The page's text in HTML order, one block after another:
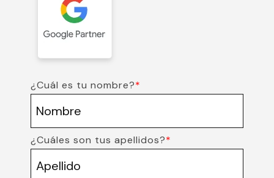
¿Cuál es tu nombre?*
¿Cuáles son tus apellidos?*